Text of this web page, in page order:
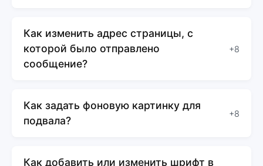
Как изменить адрес страницы, с
которой было отправлено
сообщение?
+8
Как задать фоновую картинку для
подвала?
+8
Как добавить или изменить шрифт в